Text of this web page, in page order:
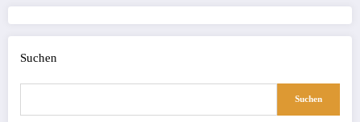
Suchen
Suchen